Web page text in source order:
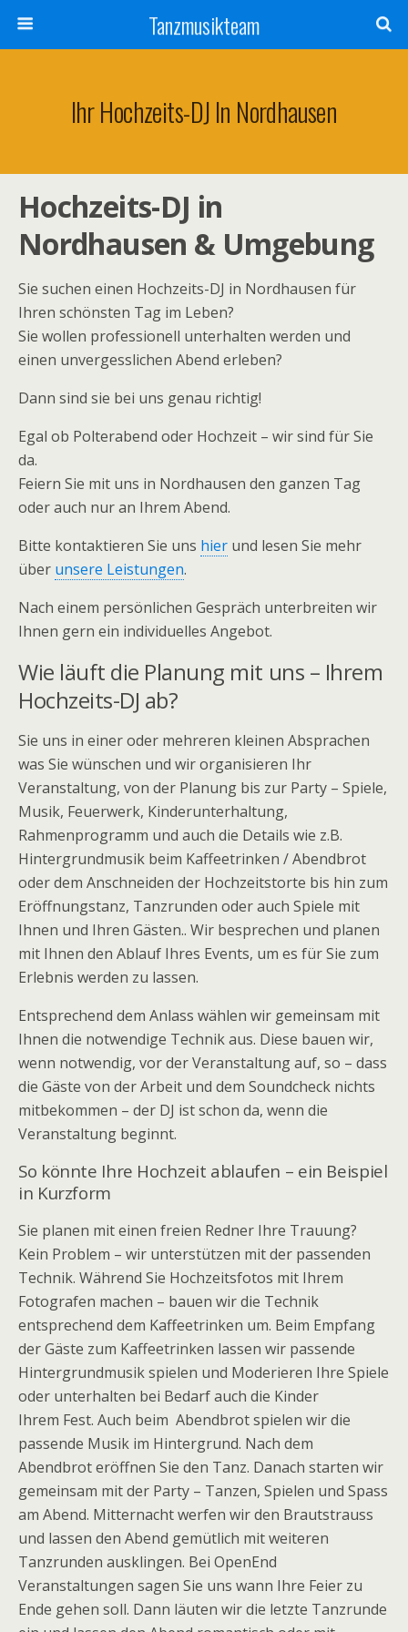
Tanzmusikteam
Ihr Hochzeits-DJ In Nordhausen
Hochzeits-DJ in
Nordhausen & Umgebung
Sie suchen einen Hochzeits-DJ in Nordhausen für
Ihren schönsten Tag im Leben?
Sie wollen professionell unterhalten werden und
einen unvergesslichen Abend erleben?
Dann sind sie bei uns genau richtig!
Egal ob Polterabend oder Hochzeit – wir sind für Sie
da.
Feiern Sie mit uns in Nordhausen den ganzen Tag
oder auch nur an Ihrem Abend.
Bitte kontaktieren Sie uns hier und lesen Sie mehr
über unsere Leistungen.
Nach einem persönlichen Gespräch unterbreiten wir
Ihnen gern ein individuelles Angebot.
Wie läuft die Planung mit uns – Ihrem
Hochzeits-DJ ab?
Sie uns in einer oder mehreren kleinen Absprachen
was Sie wünschen und wir organisieren Ihr
Veranstaltung, von der Planung bis zur Party – Spiele,
Musik, Feuerwerk, Kinderunterhaltung,
Rahmenprogramm und auch die Details wie z.B.
Hintergrundmusik beim Kaffeetrinken / Abendbrot
oder dem Anschneiden der Hochzeitstorte bis hin zum
Eröffnungstanz, Tanzrunden oder auch Spiele mit
Ihnen und Ihren Gästen.. Wir besprechen und planen
mit Ihnen den Ablauf Ihres Events, um es für Sie zum
Erlebnis werden zu lassen.
Entsprechend dem Anlass wählen wir gemeinsam mit
Ihnen die notwendige Technik aus. Diese bauen wir,
wenn notwendig, vor der Veranstaltung auf, so – dass
die Gäste von der Arbeit und dem Soundcheck nichts
mitbekommen – der DJ ist schon da, wenn die
Veranstaltung beginnt.
So könnte Ihre Hochzeit ablaufen – ein Beispiel
in Kurzform
Sie planen mit einen freien Redner Ihre Trauung?
Kein Problem – wir unterstützen mit der passenden
Technik. Während Sie Hochzeitsfotos mit Ihrem
Fotografen machen – bauen wir die Technik
entsprechend dem Kaffeetrinken um. Beim Empfang
der Gäste zum Kaffeetrinken lassen wir passende
Hintergrundmusik spielen und Moderieren Ihre Spiele
oder unterhalten bei Bedarf auch die Kinder
Ihrem Fest. Auch beim Abendbrot spielen wir die
passende Musik im Hintergrund. Nach dem
Abendbrot eröffnen Sie den Tanz. Danach starten wir
gemeinsam mit der Party – Tanzen, Spielen und Spass
am Abend. Mitternacht werfen wir den Brautstrauss
und lassen den Abend gemütlich mit weiteren
Tanzrunden ausklingen. Bei OpenEnd
Veranstaltungen sagen Sie uns wann Ihre Feier zu
Ende gehen soll. Dann läuten wir die letzte Tanzrunde